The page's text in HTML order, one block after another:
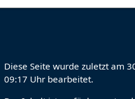
Diese Seite wurde zuletzt am
09:17 Uhr bearbeitet.